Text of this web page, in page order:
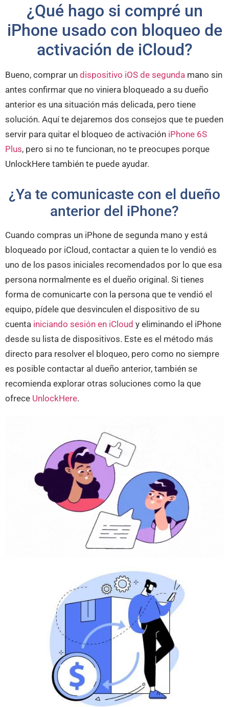
¿Qué hago si compré un
iPhone usado con bloqueo de
activación de iCloud?
Bueno, comprar un dispositivo iOS de segunda mano sin
antes confirmar que no viniera bloqueado a su dueño
anterior es una situación más delicada, pero tiene
solución. Aquí te dejaremos dos consejos que te pueden
servir para quitar el bloqueo de activación iPhone 6S
Plus, pero si no te funcionan, no te preocupes porque
UnlockHere también te puede ayudar.
¿Ya te comunicaste con el dueño
anterior del iPhone?
Cuando compras un iPhone de segunda mano y está
bloqueado por iCloud, contactar a quien te lo vendió es
uno de los pasos iniciales recomendados por lo que esa
persona normalmente es el dueño original. Si tienes
forma de comunicarte con la persona que te vendió el
equipo, pídele que desvinculen el dispositivo de su
cuenta iniciando sesión en iCloud y eliminando el iPhone
desde su lista de dispositivos. Este es el método más
directo para resolver el bloqueo, pero como no siempre
es posible contactar al dueño anterior, también se
recomienda explorar otras soluciones como la que
ofrece UnlockHere.